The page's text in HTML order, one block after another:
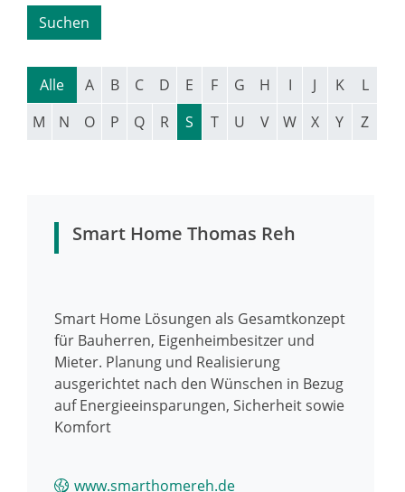
Alle A B C D E F G H I J K
L
M
N O P Q R S T U V W X Y Z
Smart Home Thomas Reh
www.smarthomereh.de
Smart Home Lösungen als Gesamtkonzept
für Bauherren, Eigenheimbesitzer und
Mieter. Planung und Realisierung
ausgerichtet nach den Wünschen in Bezug
auf Energieeinsparungen, Sicherheit sowie
Komfort